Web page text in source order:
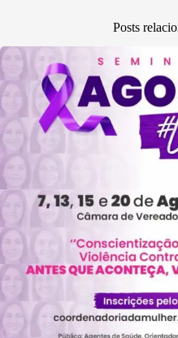
Posts